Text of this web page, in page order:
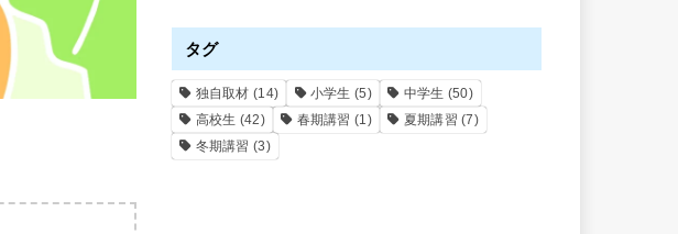
タグ
独自取材 (14) 小学生 (5) 中学生 (50)
高校生 (42) 春期講習 (1) 夏期講習 (7)
冬期講習 (3)